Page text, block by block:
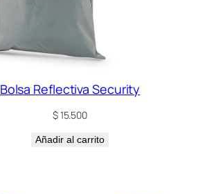
Bolsa Reflectiva Security
$15.500
Añadir al carrito